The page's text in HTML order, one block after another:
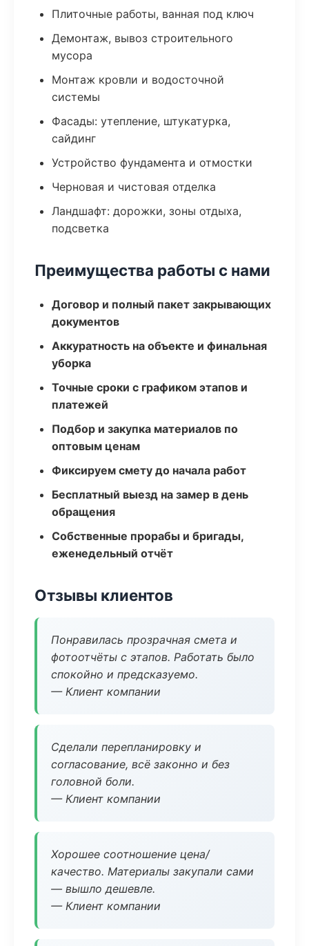
Плиточные работы, ванная под ключ
Демонтаж, вывоз строительного
мусора
Монтаж кровли и водосточной
системы
Фасады: утепление, штукатурка,
сайдинг
Устройство фундамента и отмостки
Черновая и чистовая отделка
Ландшафт: дорожки, зоны отдыха,
подсветка
Преимущества работы с нами
Договор и полный пакет закрывающих
документов
Аккуратность на объекте и финальная
уборка
Точные сроки с графиком этапов и
платежей
Подбор и закупка материалов по
оптовым ценам
Фиксируем смету до начала работ
Бесплатный выезд на замер в день
обращения
Собственные прорабы и бригады,
еженедельный отчёт
Отзывы клиентов
Понравилась прозрачная смета и
фотоотчёты с этапов. Работать было
спокойно и предсказуемо.
— Клиент компании
Сделали перепланировку и
согласование, всё законно и без
головной боли.
— Клиент компании
Хорошее соотношение цена/
качество. Материалы закупали сами
— вышло дешевле.
— Клиент компании